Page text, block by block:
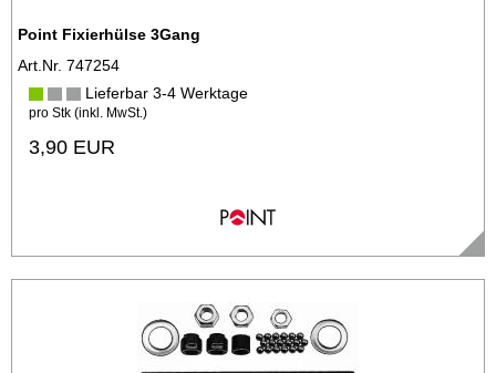
Point Fixierhülse 3Gang
Art.Nr. 747254
Lieferbar 3-4 Werktage
pro Stk (inkl. MwSt.)
3,90 EUR